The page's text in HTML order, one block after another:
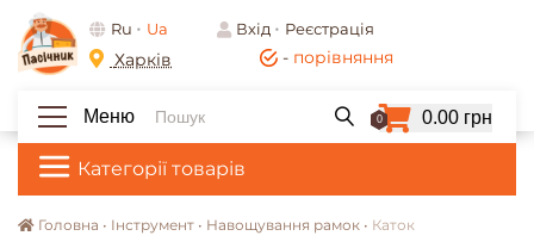
- порівняння
Ru Ua Вхід Реєстрація
Харків
Категорії товарів
Меню 0 0.00 грн
Головна • Інструмент • Навощування рамок • Каток